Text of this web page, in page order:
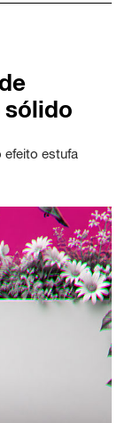
sólido
efeito estufa